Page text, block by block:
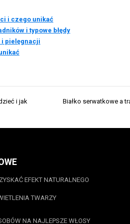
i czego unikać
i typowe błędy
i pielęgnacji
i jak
Białko serwatkowe a
EFEKT NATURALNEGO
TWARZY
NA NAJLEPSZE WŁOSY